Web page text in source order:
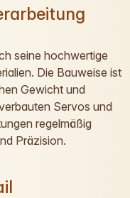
seine hochwertige
Die Bauweise ist
Gewicht und
Servos und
regelmäßig
Präzision.